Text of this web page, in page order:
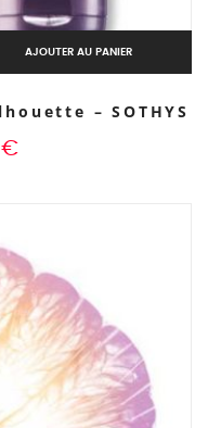
AJOUTER AU PANIER
– SOTHYS
€